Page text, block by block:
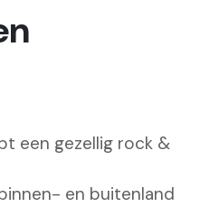
een gezellig rock &
en buitenland